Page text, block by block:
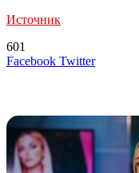
Источник
601
Facebook TwitterLinkedIn
Tumblr
Reddit
Skype
Telegram
Viber
Line
Печатать